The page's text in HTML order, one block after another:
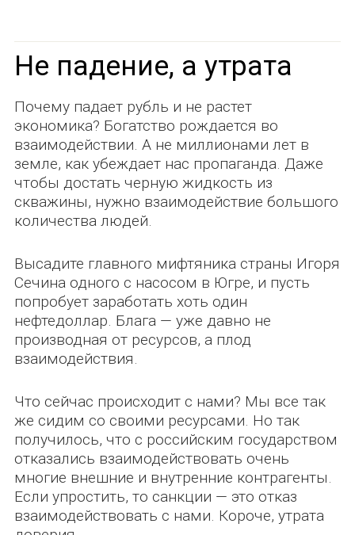
Не падение, а утрата
Почему падает рубль и не растет
экономика? Богатство рождается во
взаимодействии. А не миллионами лет в
земле, как убеждает нас пропаганда. Даже
чтобы достать черную жидкость из
скважины, нужно взаимодействие большого
количества людей.
Высадите главного мифтяника страны Игоря
Сечина одного с насосом в Югре, и пусть
попробует заработать хоть один
нефтедоллар. Блага — уже давно не
производная от ресурсов, а плод
взаимодействия.
Что сейчас происходит с нами? Мы все так
же сидим со своими ресурсами. Но так
получилось, что с российским государством
отказались взаимодействовать очень
многие внешние и внутренние контрагенты.
Если упростить, то санкции — это отказ
взаимодействовать с нами. Короче, утрата